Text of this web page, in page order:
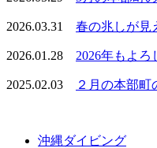
2026.03.31 春の兆しが
2026.01.28 2026年もよ
2025.02.03 ２月の本部
沖縄ダイビング